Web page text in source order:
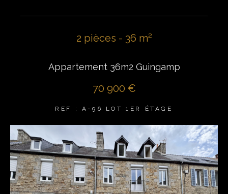
2 pièces - 36 m²
Appartement 36m2 Guingamp
70 900 €
REF : A-96 LOT 1ER ÉTAGE